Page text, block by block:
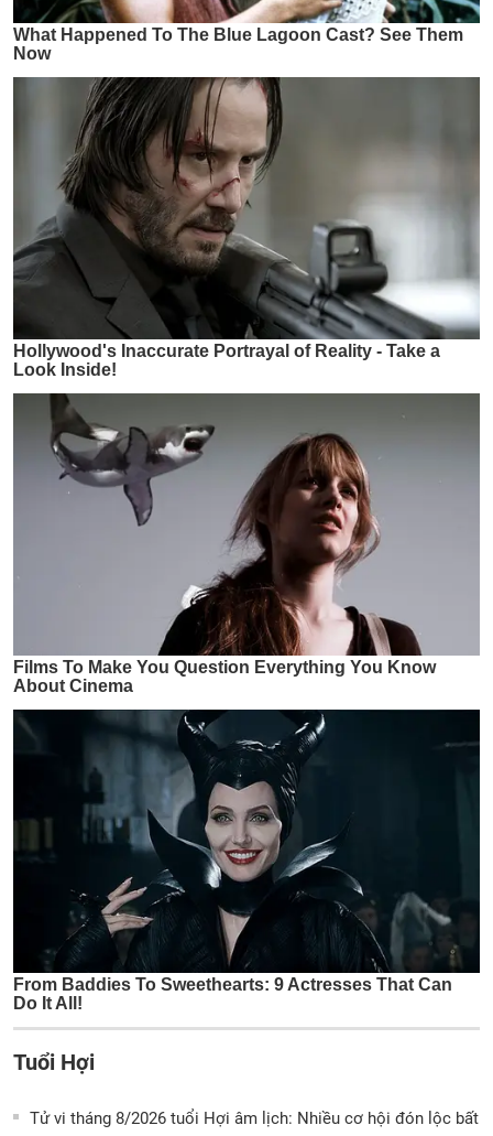
Tuổi Hợi
Tử vi tháng 8/2026 tuổi Hợi âm lịch: Nhiều cơ hội đón lộc bất